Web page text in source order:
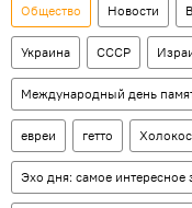
Общество Новости
Украина СССР
Международный день
евреи гетто
Эхо дня: самое интересное